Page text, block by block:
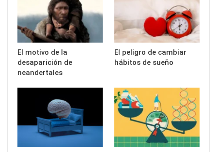
El motivo de la
desaparición de
neandertales
El peligro de cambiar
hábitos de sueño